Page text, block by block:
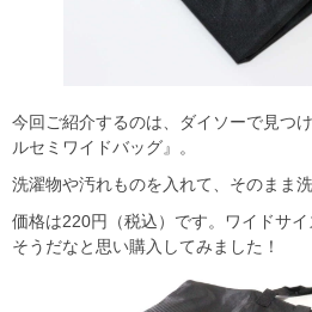
今回ご紹介するのは、ダイソーで見つ
ルセミワイドバッグ』。
洗濯物や汚れものを入れて、そのまま
価格は220円（税込）です。ワイドサ
そうだなと思い購入してみました！